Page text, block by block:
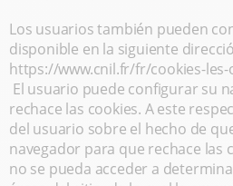
Los usuarios también pueden
disponible en la siguiente
https://www.cnil.fr/fr/cookies-
El usuario puede configurar su
rechace las cookies. A este
del usuario sobre el hecho de
navegador para que rechace las
no se pueda acceder a